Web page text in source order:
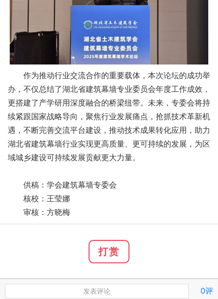
作为推动行业交流合作的重要载体，本次论坛的成功举
办，不仅总结了湖北省建筑幕墙专业委员会年度工作成效，
更搭建了产学研用深度融合的桥梁纽带。未来，专委会将持
续紧跟国家战略导向，聚焦行业发展痛点，抢抓技术革新机
遇，不断完善交流平台建设，推动技术成果转化应用，助力
湖北省建筑幕墙行业实现更高质量、更可持续的发展，为区
域城乡建设可持续发展贡献更大力量。
供稿：学会建筑幕墙专委会
核校：王莹娜
审核：方晓梅
打赏
发表评论 0评